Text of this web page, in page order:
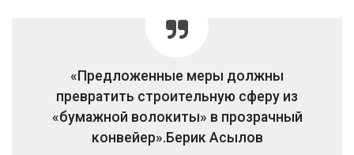
«Предложенные меры должны
превратить строительную сферу из
«бумажной волокиты» в прозрачный
конвейер». Берик Асылов